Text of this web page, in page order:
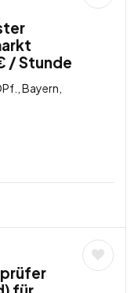
/ Stunde
Bayern,